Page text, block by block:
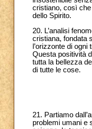
cristiano, così che
dello Spirito.
20. L’analisi
cristiana, fondata
l’orizzonte di
Questa positività
tutta la bellezza
di tutte le cose.
21. Partiamo
problemi umani e